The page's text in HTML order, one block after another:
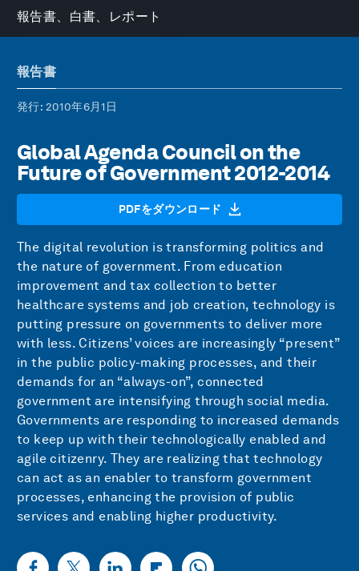
報告書、白書、レポート
報告書
発行: 2010年6月1日
Global Agenda Council on the
Future of Government 2012-2014
PDFをダウンロード
The digital revolution is transforming politics and
the nature of government. From education
improvement and tax collection to better
healthcare systems and job creation, technology is
putting pressure on governments to deliver more
with less. Citizens’ voices are increasingly “present”
in the public policy-making processes, and their
demands for an “always-on”, connected
government are intensifying through social media.
Governments are responding to increased demands
to keep up with their technologically enabled and
agile citizenry. They are realizing that technology
can act as an enabler to transform government
processes, enhancing the provision of public
services and enabling higher productivity.